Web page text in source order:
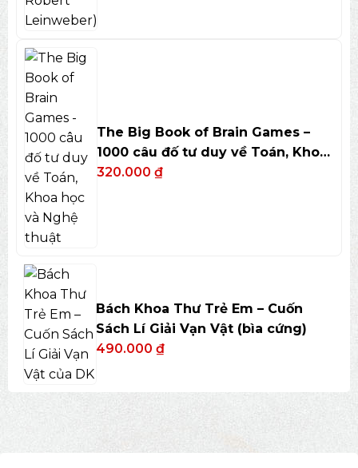
The Big Book of Brain Games –
1000 câu đố tư duy về Toán, Khoa
học và Nghệ thuật
320.000 ₫
Bách Khoa Thư Trẻ Em – Cuốn
Sách Lí Giải Vạn Vật (bìa cứng)
490.000 ₫